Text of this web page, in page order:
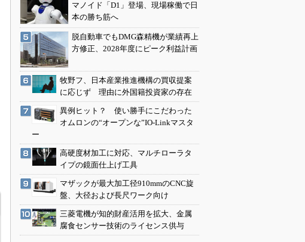
マノイド「D1」登場、現場稼働で日
本の勝ち筋へ
脱自動車でもDMG森精機が業績再上
方修正、2028年度にピーク利益計画
牧野フ、日本産業推進機構の買収提案
に応じず 理由に外国籍投資家の存在
異例ヒット？ 使い勝手にこだわった
オムロンの“オープンな”IO-Linkマスタ
ー
高硬度材加工に対応、マルチローラタ
イプの鏡面仕上げ工具
マザックが最大加工径910mmのCNC旋
盤、大径および長尺ワーク向け
三菱電機が知的財産活用を拡大、金属
腐食センサー技術のライセンス供与